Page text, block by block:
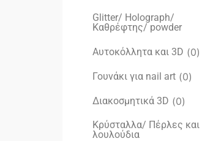
Glitter/ Holograph/
Καθρέφτης/ powder
Αυτοκόλλητα και 3D (0)
Γουνάκι για nail art (0)
Διακοσμητικά 3D (0)
Κρύσταλλα/ Πέρλες και
λουλούδια